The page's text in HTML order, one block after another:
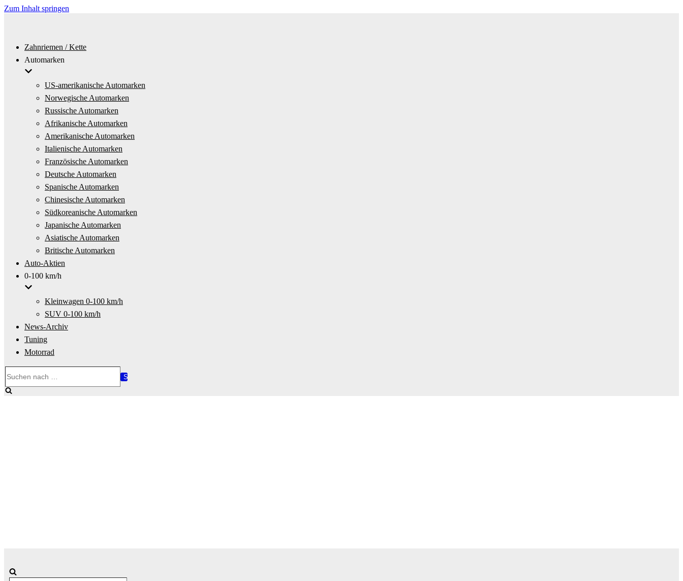
Zum Inhalt springen
Zahnriemen / Kette
Automarken
US-amerikanische Automarken
Norwegische Automarken
Russische Automarken
Afrikanische Automarken
Amerikanische Automarken
Italienische Automarken
Französische Automarken
Deutsche Automarken
Spanische Automarken
Chinesische Automarken
Südkoreanische Automarken
Japanische Automarken
Asiatische Automarken
Britische Automarken
Auto-Aktien
0-100 km/h
Kleinwagen 0-100 km/h
SUV 0-100 km/h
News-Archiv
Tuning
Motorrad
nach …